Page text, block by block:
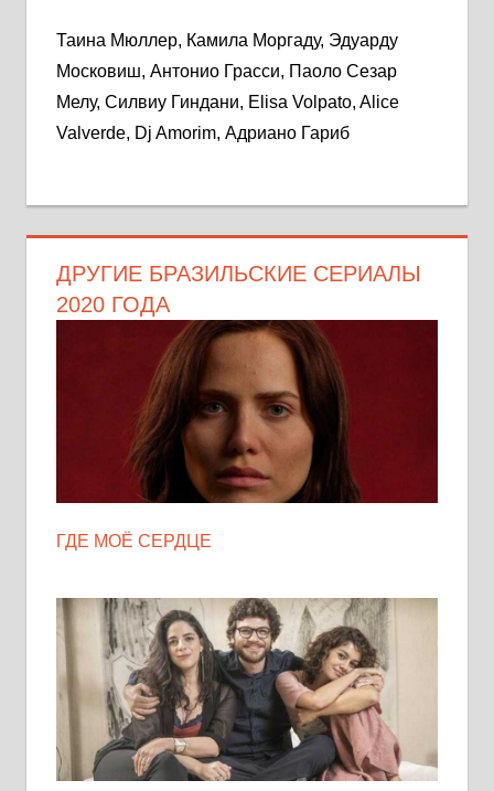
Таина Мюллер, Камила Моргаду, Эдуарду
Московиш, Антонио Грасси, Паоло Сезар
Мелу, Силвиу Гиндани, Elisa Volpato, Alice
Valverde, Dj Amorim, Адриано Гариб
ДРУГИЕ БРАЗИЛЬСКИЕ СЕРИАЛЫ
2020 ГОДА
ГДЕ МОЁ СЕРДЦЕ